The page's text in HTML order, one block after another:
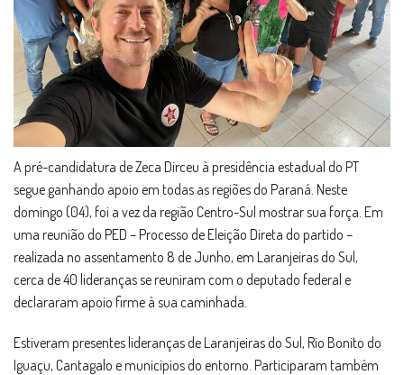
A pré-candidatura de Zeca Dirceu à presidência estadual do PT
segue ganhando apoio em todas as regiões do Paraná. Neste
domingo (04), foi a vez da região Centro-Sul mostrar sua força. Em
uma reunião do PED – Processo de Eleição Direta do partido –
realizada no assentamento 8 de Junho, em Laranjeiras do Sul,
cerca de 40 lideranças se reuniram com o deputado federal e
declararam apoio firme à sua caminhada.
Estiveram presentes lideranças de Laranjeiras do Sul, Rio Bonito do
Iguaçu, Cantagalo e municípios do entorno. Participaram também